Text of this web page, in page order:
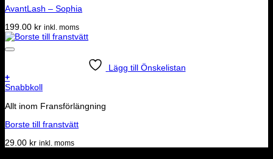
AvantLash – Sophia
199.00 kr inkl. moms
Lägg till Önskelistan
+
Snabbkoll
Allt inom Fransförlängning
Borste till franstvätt
29.00 kr inkl. moms